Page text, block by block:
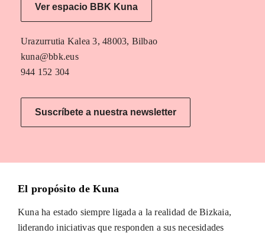
Ver espacio BBK Kuna
Urazurrutia Kalea 3, 48003, Bilbao
kuna@bbk.eus
944 152 304
Suscríbete a nuestra newsletter
El propósito de Kuna
Kuna ha estado siempre ligada a la realidad de Bizkaia,
liderando iniciativas que responden a sus necesidades